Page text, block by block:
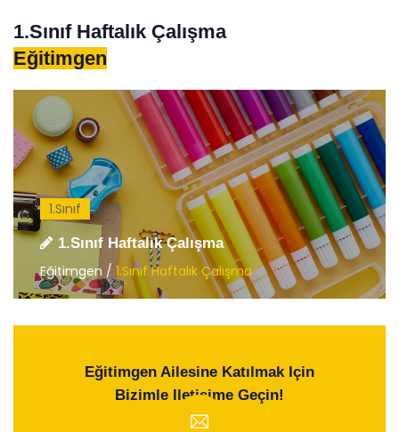
1.Sınıf Haftalık Çalışma
Eğitimgen
1.Sınıf
1.Sınıf Haftalık Çalışma
Eğitimgen / 1.Sınıf Haftalık Çalışma
Eğitimgen Ailesine Katılmak Için
Bizimle Iletişime Geçin!